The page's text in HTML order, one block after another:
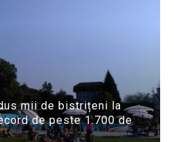
mii de bistrițeni la
de peste 1.700 de